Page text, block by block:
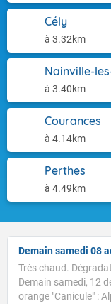
Cély
à 3.32km
Nainville-
à 3.40km
Courances
à 4.14km
Perthes
à 4.49km
Demain samedi 08
Très chaud.
Demain samedi, 12
orange "Canicule" :